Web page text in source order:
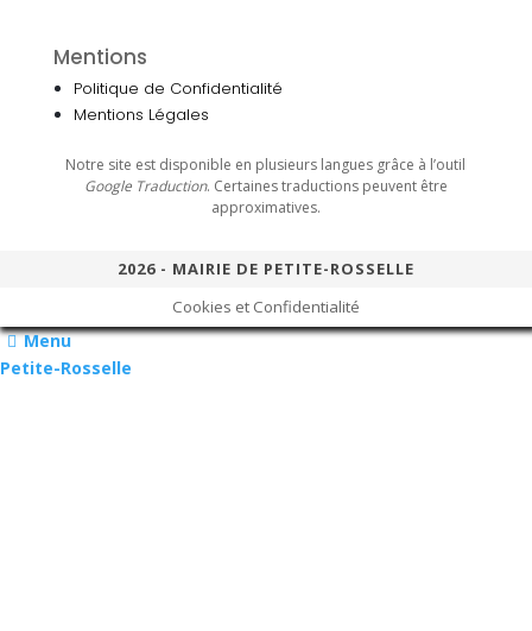
Mentions
Politique de Confidentialité
Mentions Légales
Notre site est disponible en plusieurs langues grâce à l’outil
Google Traduction. Certaines traductions peuvent être
approximatives.
2026 - MAIRIE DE PETITE-ROSSELLE
Cookies et Confidentialité
Menu
Petite-Rosselle